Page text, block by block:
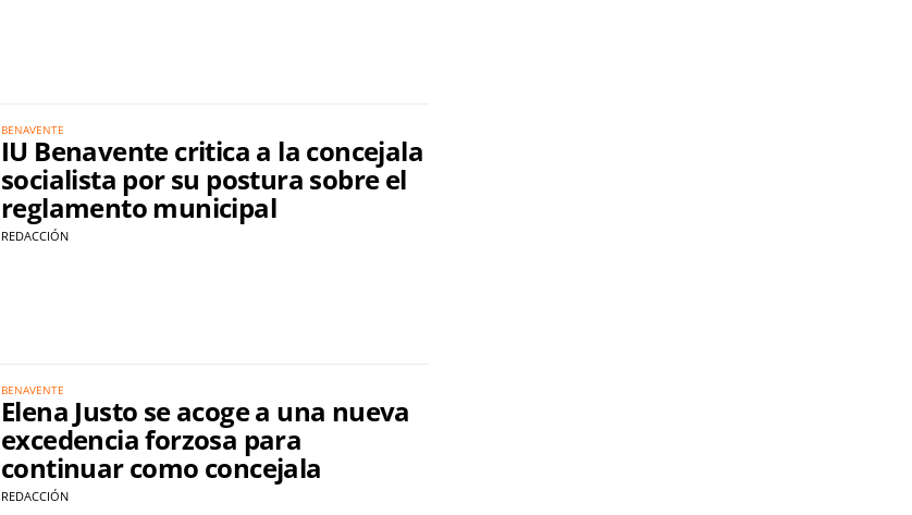
BENAVENTE
IU Benavente critica a la concejala
socialista por su postura sobre el
reglamento municipal
REDACCIÓN
BENAVENTE
Elena Justo se acoge a una nueva
excedencia forzosa para
continuar como concejala
REDACCIÓN